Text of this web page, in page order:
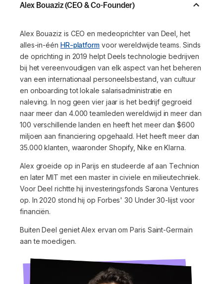
Alex Bouaziz (CEO & Co-Founder)
Alex Bouaziz is CEO en medeoprichter van Deel, het
alles-in-één HR-platformvoor wereldwijde teams. Sinds
de oprichting in 2019 helpt Deels technologie bedrijven
bij het vereenvoudigen van elk aspect van het beheren
van een internationaal personeelsbestand, van cultuur
en onboarding tot lokale salarisadministratie en
naleving. In nog geen vier jaar is het bedrijf gegroeid
naar meer dan 4.000 teamleden wereldwijd in meer dan
100 verschillende landen en heeft het meer dan $600
miljoen aan financiering opgehaald. Het heeft meer dan
35.000 klanten, waaronder Shopify, Nike en Klarna.
Alex groeide op in Parijs en studeerde af aan Technion
en later MIT met een master in civiele en milieutechniek.
Voor Deel richtte hij investeringsfonds Sarona Ventures
op. In 2020 stond hij op Forbes' 30 Under 30-lijst voor
financiën.
Buiten Deel geniet Alex ervan om Paris Saint-Germain
aan te moedigen.